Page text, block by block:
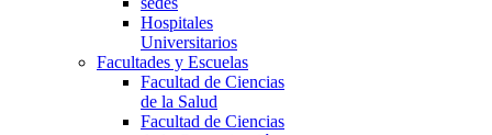
Hospitales
Universitarios
Facultades y Escuelas
Facultad de Ciencias
de la Salud
Facultad de Ciencias